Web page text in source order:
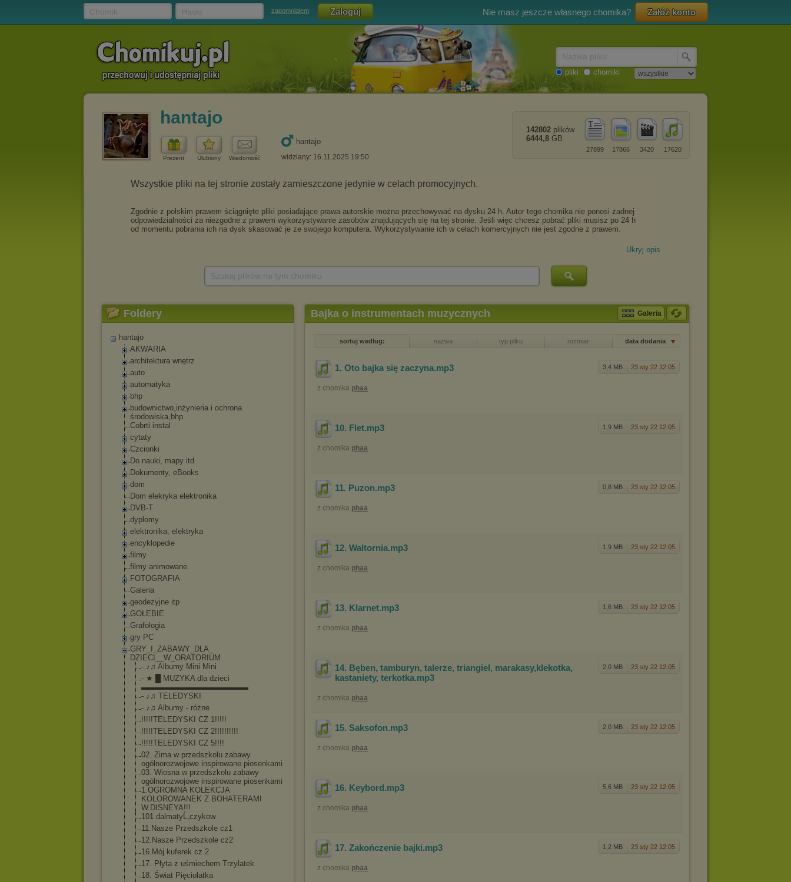
zapomniałem Nie masz jeszcze własnego chomika? Załóż konto
pliki chomiki
hantajo
Prezent Ulubiony Wiadomość
hantajo
widziany: 16.11.2025 19:50
17620
3420
17866
27899
142802 plików
6444,8 GB
Ukryj opis
Foldery
hantajo
AKWARIA
architektura wnętrz
auto
automatyka
bhp
budownictwo,inżynieria i ochrona
środowiska,bhp
Cobrti instal
cytaty
Czcionki
Do nauki, mapy itd
Dokumenty, eBooks
dom
Dom elekryka elektronika
DVB-T
dyplomy
elektronika, elektryka
encyklopedie
filmy
filmy animowane
FOTOGRAFIA
Galeria
geodezyjne itp
GOŁEBIE
Grafologia
gry PC
GRY_I_ZABAWY_DLA_
DZIECI__W_ORATORI UM
- ♪♫ Albumy Mini Mini
- ★ █ MUZYKA dla dzieci
▬▬▬▬▬▬▬▬▬▬▬▬▬▬
- ♪♫ TELEDYSKI
- ♪♫ Albumy - różne
!!!!!TELEDYSKI CZ 1!!!!!
!!!!!TELEDYSKI CZ 2!!!!!!!!!!
!!!!!TELEDYSKI CZ 5!!!!
02. Zima w przedszkolu zabawy
ogólnorozwojowe inspirowane piosenkami
03. Wiosna w przedszkolu zabawy
ogólnorozwojowe inspirowane piosenkami
1.OGROMNA KOLEKCJA
KOLOROWANEK Z BOHATERAMI
W.DISNEYA!!!
101 dalmatyĹ„czykow
11.Nasze Przedszkole cz1
12.Nasze Przedszkole cz2
16.Mój kuferek cz 2
17. Płyta z uśmiechem Trzylatek
18. Świat Pięciolatka
Bajka o instrumentach muzycznych Galeria
sortuj według: nazwa typ pliku rozmiar data dodania
3,4 MB 23 sty 22 12:05
1. Oto bajka się zaczyna.mp3
z chomika phaa
1,9 MB 23 sty 22 12:05
10. Flet.mp3
z chomika phaa
0,8 MB 23 sty 22 12:05
11. Puzon.mp3
z chomika phaa
1,9 MB 23 sty 22 12:05
12. Waltornia.mp3
z chomika phaa
1,6 MB 23 sty 22 12:05
13. Klarnet.mp3
z chomika phaa
2,0 MB 23 sty 22 12:05
14. Bęben, tamburyn, talerze, triangiel, marakasy,klekotka,
kastaniety, terkotka.mp3
z chomika phaa
2,0 MB 23 sty 22 12:05
15. Saksofon.mp3
z chomika phaa
5,6 MB 23 sty 22 12:05
16. Keybord .mp3
z chomika phaa
1,2 MB 23 sty 22 12:05
17. Zakończenie bajki.mp3
z chomika phaa